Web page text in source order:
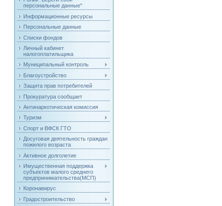
персональные данные"
Информационные ресурсы
Персональные данные
Списки фондов
Личный кабинет
налогоплатильщика
Муниципальный контроль
Благоустройство
Защита прав потребителей
Прокуратура сообщает
Антинаркотическая комиссия
Туризм
Спорт и ВФСК ГТО
Досуговая деятельность граждан
пожилого возраста
Активное долголетие
Имущественная поддержка
субъектов малого среднего
предпринимательства(МСП)
Коронавирус
Градостроительство